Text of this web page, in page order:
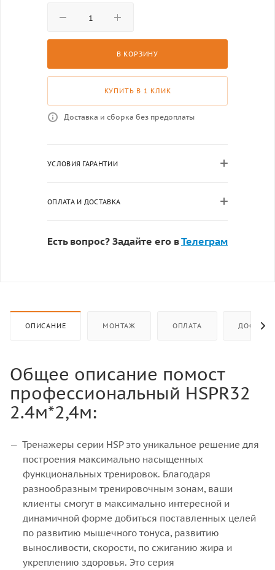
В КОРЗИНУ
КУПИТЬ В 1 КЛИК
Доставка и сборка без предоплаты
УСЛОВИЯ ГАРАНТИИ
ОПЛАТА И ДОСТАВКА
Есть вопрос? Задайте его вТелеграм
ОПИСАНИЕ МОНТАЖ ОПЛАТА
Общее описание помост
профессиональный HSPR32
2.4м*2,4м:
Тренажеры серии HSP это уникальное решение для
построения максимально насыщенных
функциональных тренировок. Благодаря
разнообразным тренировочным зонам, ваши
клиенты смогут в максимально интересной и
динамичной форме добиться поставленных целей
по развитию мышечного тонуса, развитию
выносливости, скорости, по сжиганию жира и
укреплению здоровья. Это серия